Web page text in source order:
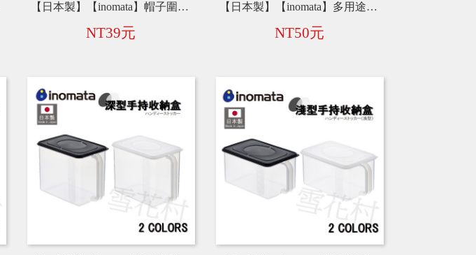
【日本製】【inomata】帽子圍巾收納掛勾環 兩色 6530-B / 6530-W
NT39元
【日本製】【inomata】多用途分層收納盒 梯型(四層) 4825
NT50元